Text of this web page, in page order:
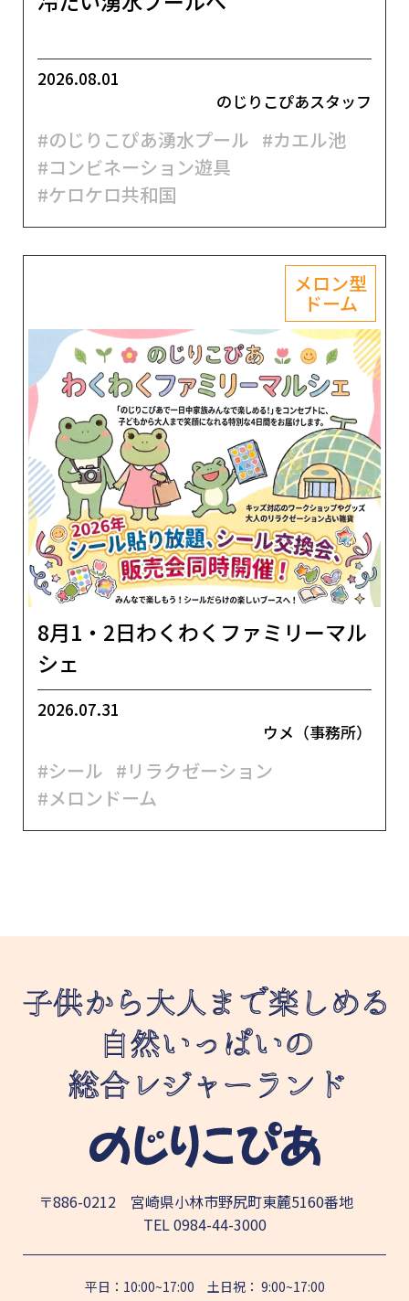
2026.08.01
のじりこぴあスタッフ
#のじりこぴあ湧水プール #カエル池
#コンビネーション遊具
#ケロケロ共和国
メロン型
ドーム
8月1・2日わくわくファミリーマル
シェ
2026.07.31
ウメ（事務所）
#シール #リラクゼーション
#メロンドーム
〒886-0212 宮崎県小林市野尻町東麓5160番地
TEL 0984-44-3000
平日：10:00~17:00 土日祝： 9:00~17:00